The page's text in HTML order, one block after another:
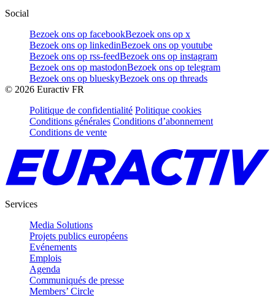
Social
Bezoek ons op facebookBezoek ons op x
Bezoek ons op linkedinBezoek ons op youtube
Bezoek ons op rss-feedBezoek ons op instagram
Bezoek ons op mastodonBezoek ons op telegram
Bezoek ons op blueskyBezoek ons op threads
© 2026 Euractiv FR
Politique de confidentialité Politique cookies
Conditions générales Conditions d’abonnement
Conditions de vente
Services
Media Solutions
Projets publics européens
Evénements
Emplois
Agenda
Communiqués de presse
Members’ Circle